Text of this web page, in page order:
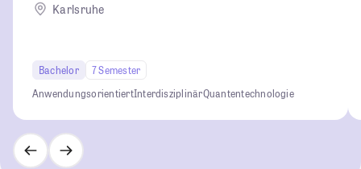
Karlsruhe
Bachelor
7 Semester
AnwendungsorientiertInterdisziplinärQuantentechnologie